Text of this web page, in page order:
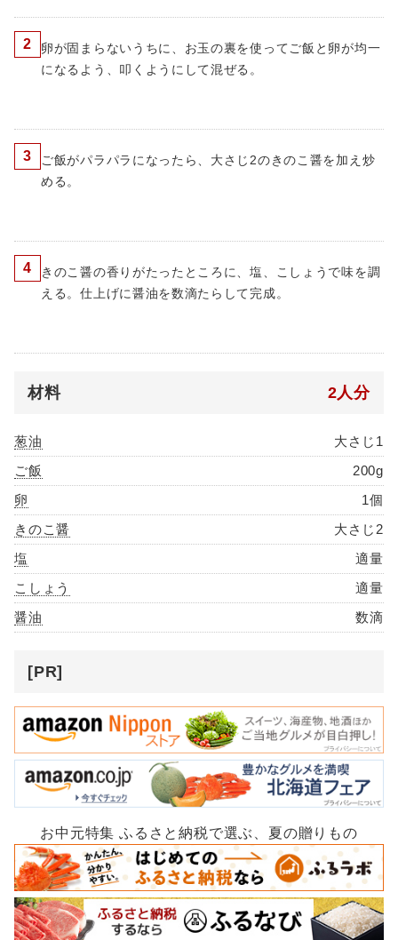
2
卵が固まらないうちに、お玉の裏を使ってご飯と卵が均一
になるよう、叩くようにして混ぜる。
3
ご飯がパラパラになったら、大さじ2のきのこ醤を加え炒
める。
4
きのこ醤の香りがたったところに、塩、こしょうで味を調
える。仕上げに醤油を数滴たらして完成。
材料 2人分
葱油
大さじ1
ご飯
200g
卵
1個
きのこ醤
大さじ2
塩
適量
こしょう
適量
醤油
数滴
[PR]
お中元特集 ふるさと納税で選ぶ、夏の贈りもの